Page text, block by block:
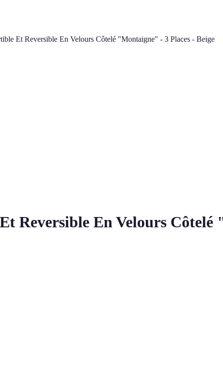
Et Reversible En Velours Côtelé "Montaigne" - 3 Places - Beige
Reversible En Velours Côtelé